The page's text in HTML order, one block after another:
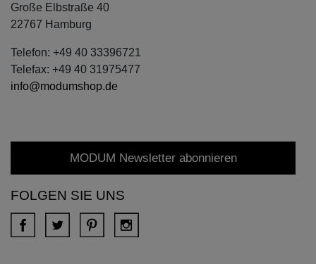
Große Elbstraße 40
22767 Hamburg
Telefon: +49 40 33396721
Telefax: +49 40 31975477
info@modumshop.de
MODUM Newsletter abonnieren
FOLGEN SIE UNS